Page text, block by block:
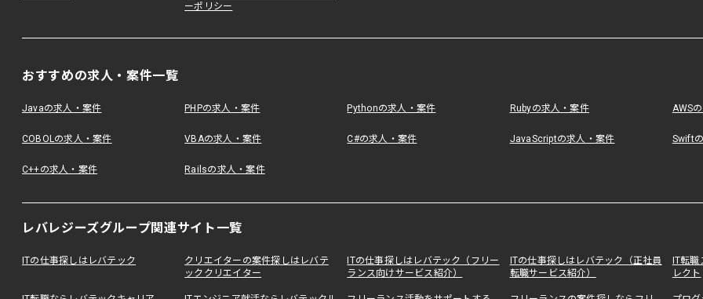
ーポリシー
おすすめの求人・案件一覧
Javaの求人・案件 PHPの求人・案件 Pythonの求人・案件 Rubyの求人・案件 AWS
COBOLの求人・案件 VBAの求人・案件 C#の求人・案件 JavaScriptの求人・案件 Swift
C++の求人・案件 Railsの求人・案件
レバレジーズグループ関連サイト一覧
ITの仕事探しはレバテック
クリエイターの案件探しはレバテ
ッククリエイター
ITの仕事探しはレバテック（フリー
ランス向けサービス紹介）
ITの仕事探しはレバテック（正社員
転職サービス紹介）
IT転
レクト